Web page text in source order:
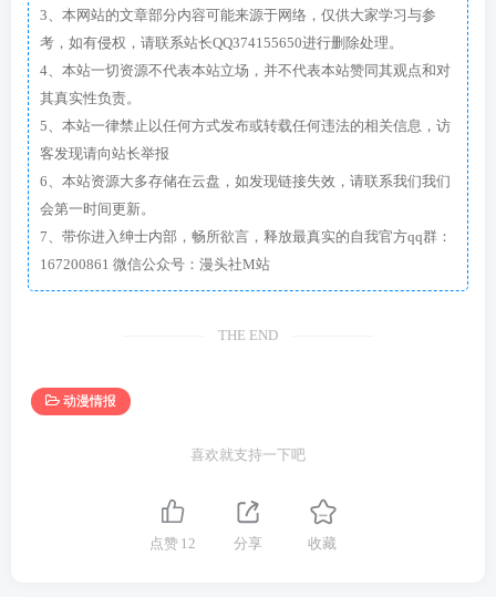
3、本网站的文章部分内容可能来源于网络，仅供大家学习与参
考，如有侵权，请联系站长QQ374155650进行删除处理。
4、本站一切资源不代表本站立场，并不代表本站赞同其观点和对
其真实性负责。
5、本站一律禁止以任何方式发布或转载任何违法的相关信息，访
客发现请向站长举报
6、本站资源大多存储在云盘，如发现链接失效，请联系我们我们
会第一时间更新。
7、带你进入绅士内部，畅所欲言，释放最真实的自我官方qq群：
167200861 微信公众号：漫头社M站
THE END
动漫情报
喜欢就支持一下吧
点赞 12 分享 收藏